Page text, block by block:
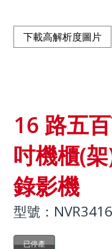
下載高解析度圖片
16 路五
吋機櫃(
錄影機
型號：
已停產